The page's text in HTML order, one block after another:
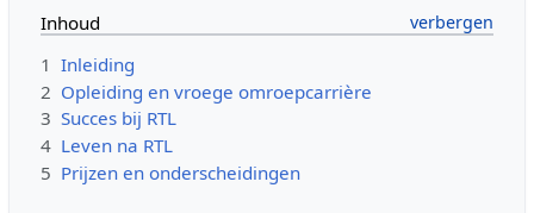
Inhoud
1 Inleiding
2 Opleiding en vroege omroepcarrière
3 Succes bij RTL
4 Leven na RTL
5 Prijzen en onderscheidingen